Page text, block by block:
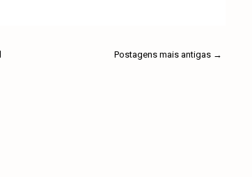
Postagens mais antigas →